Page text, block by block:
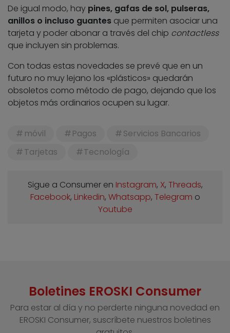
De igual modo, hay pines, gafas de sol, pulseras,
anillos o incluso guantes que permiten asociar una
tarjeta y poder abonar a través del chip contactless
que incluyen sin problemas.
Con todas estas novedades se prevé que en un
futuro no muy lejano los «plásticos» quedarán
obsoletos como método de pago, dejando que los
objetos más ordinarios ocupen su lugar.
móvil Pagos
Servicios Bancarios
Tarjetas
Tecnología
Sigue a Consumer en Instagram, X, Threads,
Facebook, Linkedin, Whatsapp, Telegram o
Youtube
Boletines EROSKI Consumer
Para estar al día y no perderte ninguna novedad en
EROSKI Consumer, suscríbete nuestros boletines